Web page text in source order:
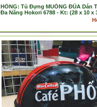
HỒNG: Tủ Đựng MUỖNG ĐŨA Dán
Đa Năng Hokori 6788 - Kt: (28 x 10 x